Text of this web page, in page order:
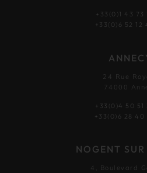
+33(0)1 43 73
+33(0)6 52 12
24 Rue
74000
+33(0)4 50 51
+33(0)6 28 40
NOGENT
4, Boulevard